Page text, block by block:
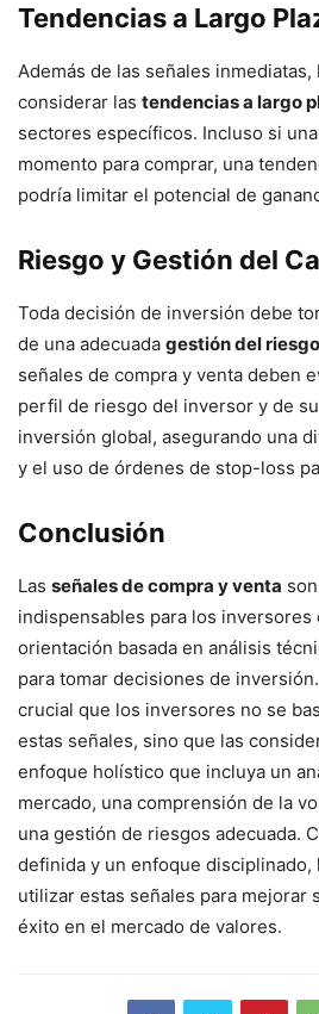
Tendencias a Largo
Además de las señales
considerar las tendencias a largo
sectores específicos. Incluso si
momento para comprar, una
podría limitar el potencial de
Riesgo y Gestión del
Toda decisión de inversión debe
de una adecuada gestión del
señales de compra y venta deben
perfil de riesgo del inversor y de
inversión global, asegurando una
y el uso de órdenes de stop-loss
Conclusión
Las señales de compra y venta
indispensables para los inversores
orientación basada en análisis
para tomar decisiones de
crucial que los inversores no se
estas señales, sino que las
enfoque holístico que incluya un
mercado, una comprensión de la
una gestión de riesgos adecuada.
definida y un enfoque
utilizar estas señales para mejorar
éxito en el mercado de valores.